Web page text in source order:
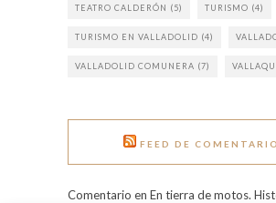
TEATRO CALDERÓN (5) TURISMO (4)
TURISMO EN VALLADOLID (4)
VALLADOLID COMUNERA (7)
FEED DE
Comentario en En tierra de motos.